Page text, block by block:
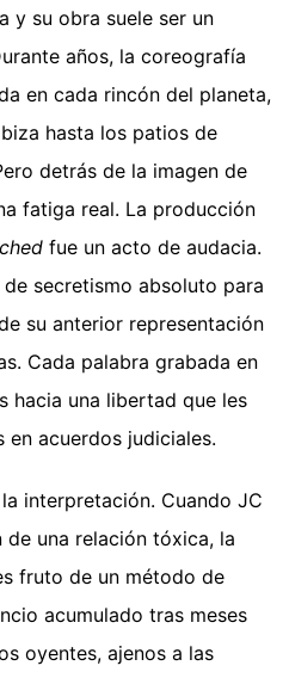
y su obra suele ser un
años, la coreografía
en cada rincón del planeta,
hasta los patios de
detrás de la imagen de
fatiga real. La producción
fue un acto de audacia.
secretismo absoluto para
su anterior representación
Cada palabra grabada en
hacia una libertad que les
acuerdos judiciales.
interpretación. Cuando JC
una relación tóxica, la
fruto de un método de
acumulado tras meses
oyentes, ajenos a las